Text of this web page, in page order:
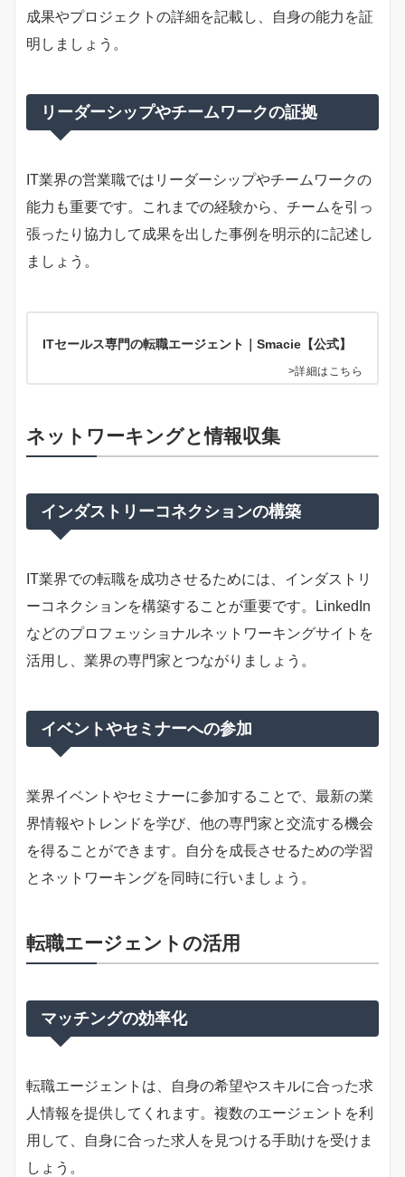
成果やプロジェクトの詳細を記載し、自身の能力を証
明しましょう。
リーダーシップやチームワークの証拠
IT業界の営業職ではリーダーシップやチームワークの
能力も重要です。これまでの経験から、チームを引っ
張ったり協力して成果を出した事例を明示的に記述し
ましょう。
ITセールス専門の転職エージェント｜Smacie【公式】
>詳細はこちら
ネットワーキングと情報収集
インダストリーコネクションの構築
IT業界での転職を成功させるためには、インダストリ
ーコネクションを構築することが重要です。LinkedIn
などのプロフェッショナルネットワーキングサイトを
活用し、業界の専門家とつながりましょう。
イベントやセミナーへの参加
業界イベントやセミナーに参加することで、最新の業
界情報やトレンドを学び、他の専門家と交流する機会
を得ることができます。自分を成長させるための学習
とネットワーキングを同時に行いましょう。
転職エージェントの活用
マッチングの効率化
転職エージェントは、自身の希望やスキルに合った求
人情報を提供してくれます。複数のエージェントを利
用して、自身に合った求人を見つける手助けを受けま
しょう。